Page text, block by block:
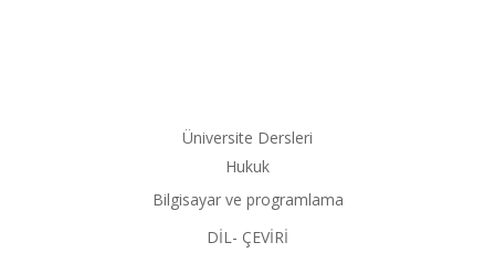
Üniversite Dersleri
Hukuk
Bilgisayar ve programlama
DİL- ÇEVİRİ